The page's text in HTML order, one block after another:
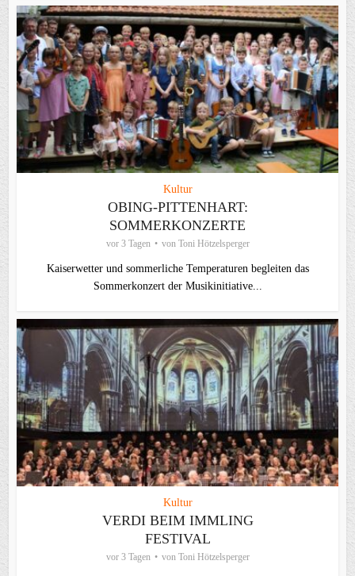
Kultur
OBING-PITTENHART:
SOMMERKONZERTE
vor 3 Tagen von Toni Hötzelsperger
Kaiserwetter und sommerliche Temperaturen begleiten das
Sommerkonzert der Musikinitiative...
Kultur
VERDI BEIM IMMLING
FESTIVAL
vor 3 Tagen von Toni Hötzelsperger